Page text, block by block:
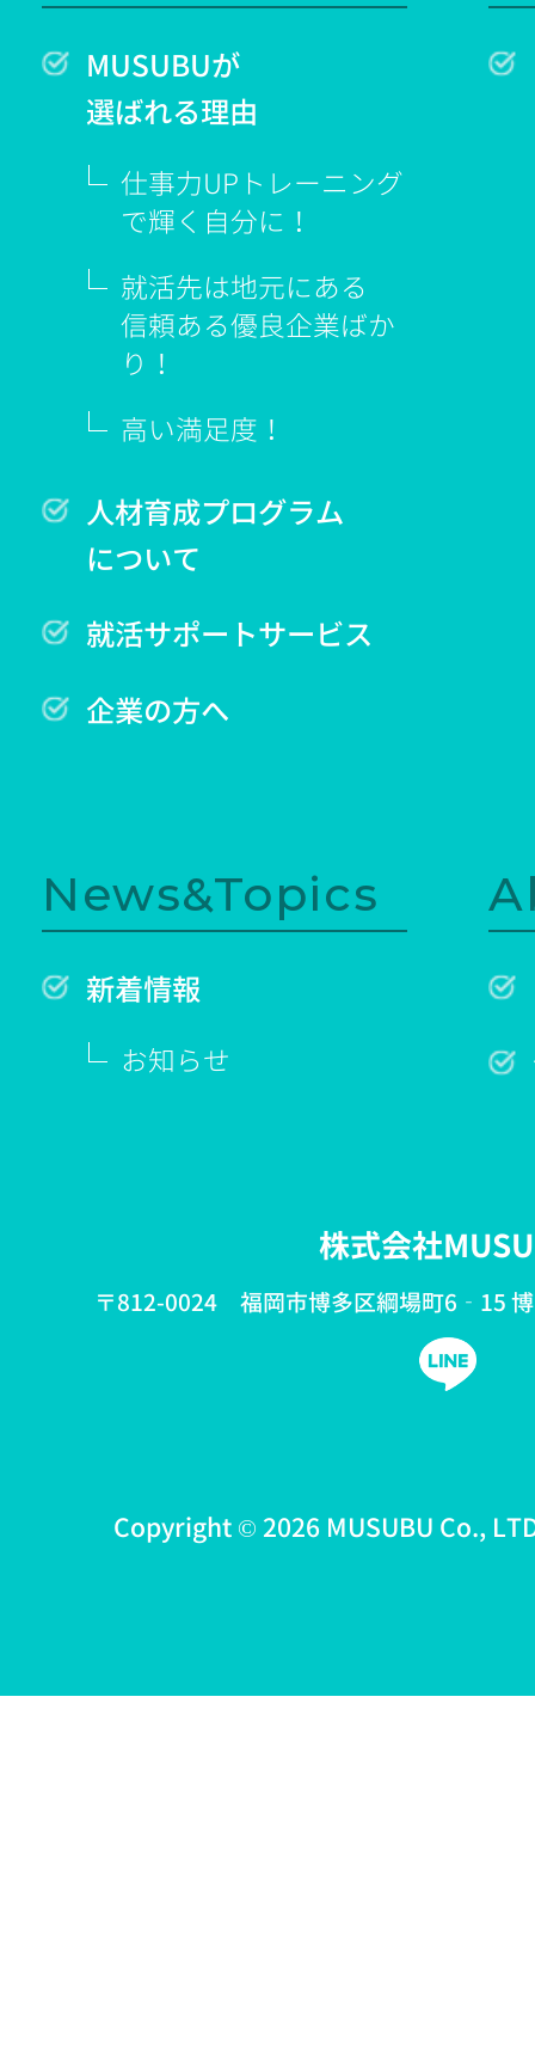
MUSUBUが
選ばれる理由
仕事力UPトレーニング
で輝く 自分に！
就活先は地元にある
信頼ある優良企業ばか
り！
高い満足度！
人材育成プログラム
について
就活サポートサービス
企業の方へ
News&Topics
新着情報
お知らせ
株式会社
〒812-0024 福岡市博多区綱場町6‐15
Copyright © 2026 MUSUBU Co.,